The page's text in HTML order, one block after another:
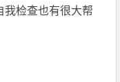
我检查也有很大帮